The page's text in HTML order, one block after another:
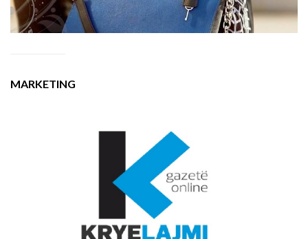
MARKETING